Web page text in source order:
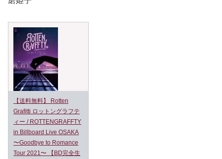
【送料無料】 Rotten
Grafitti ロットングラフテ
ィー / ROTTENGRAFFTY
in Billboard Live OSAKA
〜Goodbye to Romance
Tour 2021〜 【BD完全生